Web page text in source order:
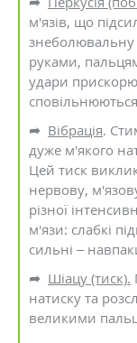
м'язів, що
знеболювальну
руками,
удари
➦ Вібрація.
дуже м'якого
Цей тиск
нервову,
різної
м'язи: слабкі
сильні –
➦ Шіацу (тиск).
натиску та
великими